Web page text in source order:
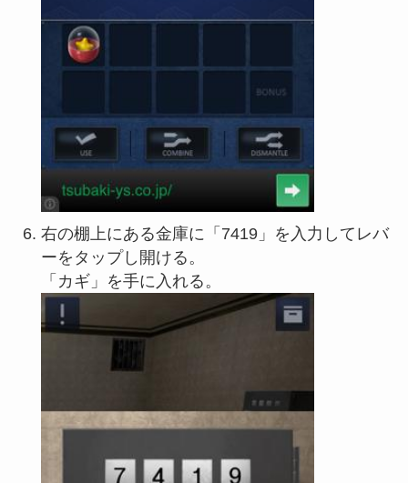
右の棚上にある金庫に「7419」を入力してレバ
ーをタップし開ける。
「カギ」を手に入れる。